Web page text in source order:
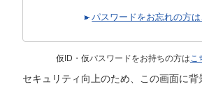
パスワードをお忘れの方は
仮ID・仮パスワードをお持ちの方はこ
セキュリティ向上のため、この画面に背